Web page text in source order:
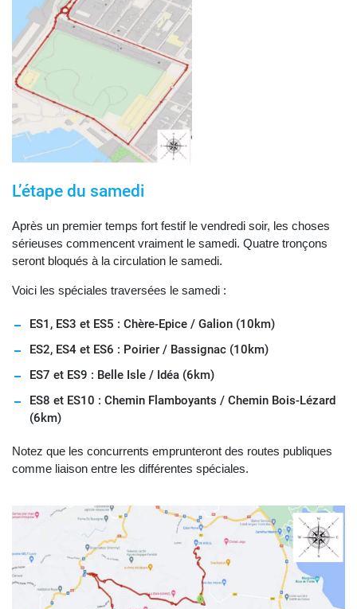
L’étape du samedi
Après un premier temps fort festif le vendredi soir, les choses
sérieuses commencent vraiment le samedi. Quatre tronçons
seront bloqués à la circulation le samedi.
Voici les spéciales traversées le samedi :
ES1, ES3 et ES5 : Chère-Epice / Galion (10km)
ES2, ES4 et ES6 : Poirier / Bassignac (10km)
ES7 et ES9 : Belle Isle / Idéa (6km)
ES8 et ES10 : Chemin Flamboyants / Chemin Bois-Lézard
(6km)
Notez que les concurrents emprunteront des routes publiques
comme liaison entre les différentes spéciales.